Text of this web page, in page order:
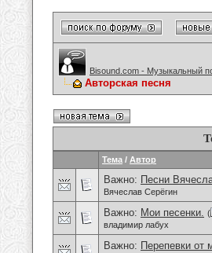
Bisound.com - Музыкальный
Авторская песня
Тема / Автор
Важно: Песни
Вячеслав Серёгин
Важно: Мои песенки. (
владимир лабух
Важно: Перепевки от